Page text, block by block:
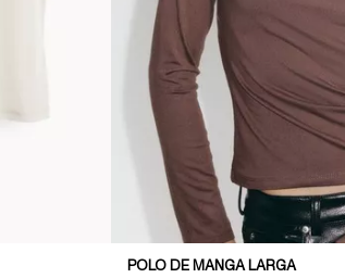
POLO DE MANGA LARGA